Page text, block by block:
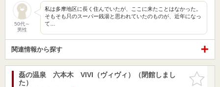
50代～
男性
私は多摩地区に長く住んでいたが、ここに来たことはなかった。
そもそも只のスーパー銭湯と思われていたのものが、近年になっ
て…
関連情報から探す
お気に入
りに追加
磊の温泉 六本木 VIVI（ヴィヴィ）（閉館しまし
た）